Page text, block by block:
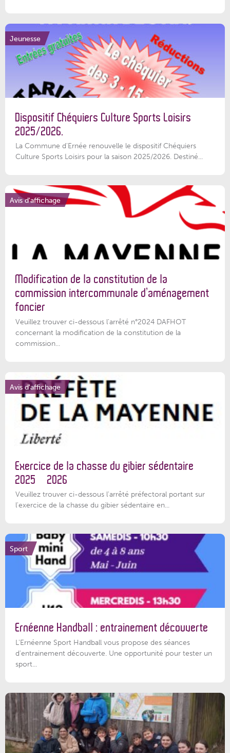
Jeunesse
Dispositif Chéquiers Culture Sports Loisirs
2025/2026.
La Commune d'Ernée renouvelle le dispositif Chéquiers
Culture Sports Loisirs pour la saison 2025/2026. Destiné...
Avis d'affichage
Modification de la constitution de la
commission intercommunale d’aménagement
foncier
Veuillez trouver ci-dessous l'arrêté n°2024 DAFHOT
concernant la modification de la constitution de la
commission...
Avis d'affichage
Exercice de la chasse du gibier sédentaire
2025 – 2026
Veuillez trouver ci-dessous l'arrêté préfectoral portant sur
l'exercice de la chasse du gibier sédentaire en...
Sport
Ernéenne Handball : entrainement découverte
L'Ernéenne Sport Handball vous propose des séances
d'entrainement découverte. Une opportunité pour tester un
sport...